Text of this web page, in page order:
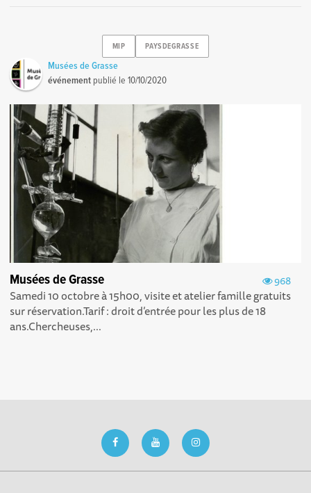
MIP PAYSDEGRASSE
Musées de Grasse
événement publié le10/10/2020
968
Musées de Grasse
Samedi 10 octobre à 15h00, visite et atelier famille gratuits
sur réservation.Tarif : droit d’entrée pour les plus de 18
ans.Chercheuses,...